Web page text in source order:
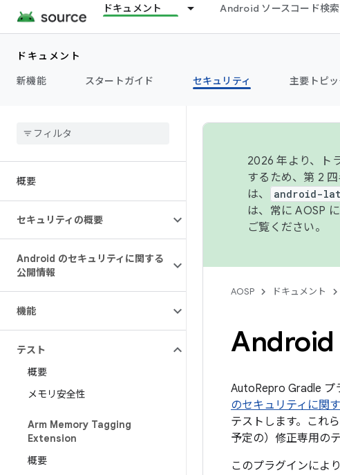
ドキュメント Android ソースコード検索
ドキュメント
新機能
スタートガイド セキュリティ 主要トピッ
概要
セキュリティの概要
Android のセキュリティに関する
公開情報
機能
テスト
概要
メモリ安全性
Arm Memory Tagging
Extension
概要
2026 年より、ト
するため、第 2
は、
android-
は、常に AOSP
ご覧ください。
AOSP ドキュメント
Android
AutoRepro Gradle プ
のセキュリティに関
テストします。これ
予定の）修正専用のテ
このプラグインによ